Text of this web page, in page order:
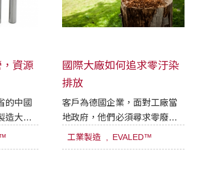
資源
的中國
造大量
決方
國際大廠如何追求零汙染
排放
客戶為德國企業，面對工廠當
地政府，他們必須尋求零廢液
排放的解決方案。
工業製造 EVALED™